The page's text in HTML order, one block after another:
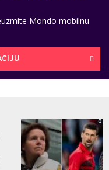
Mondo mobilnu
0